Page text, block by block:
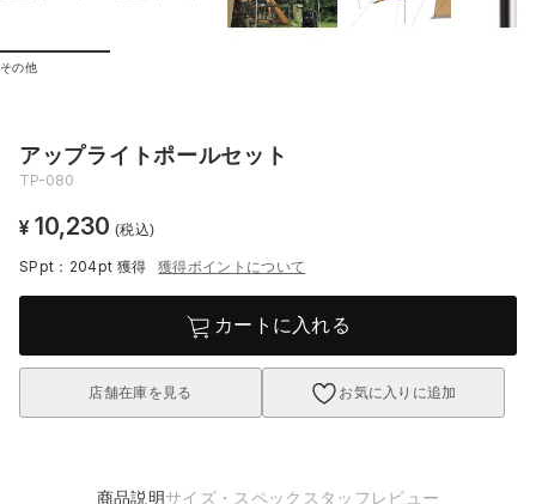
その他
アップライトポールセット
TP-080
¥ 10,230 (税込)
SPpt：204pt 獲得 獲得ポイントについて
カートに入れる
店舗在庫を見る お気に入りに追加
商品説明サイズ・スペック スタッフレビュー